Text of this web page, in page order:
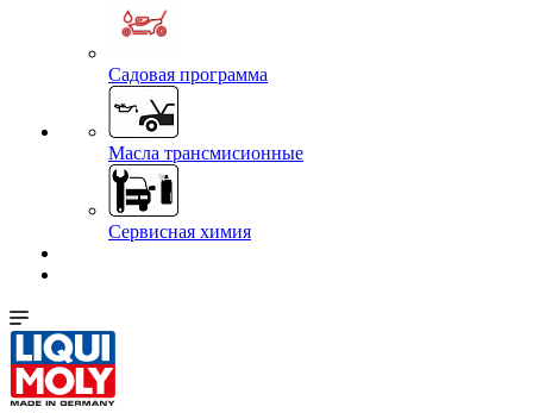
Садовая программа
Масла трансмисионные
Сервисная химия